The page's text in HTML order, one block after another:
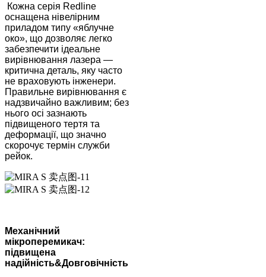
Кожна серія Redline
оснащена нівелірним
приладом типу «яблучне
око», що дозволяє легко
забезпечити ідеальне
вирівнювання лазера —
критична деталь, яку часто
не враховують інженери.
Правильне вирівнювання є
надзвичайно важливим; без
нього осі зазнають
підвищеного тертя та
деформації, що значно
скорочує термін служби
рейок.
Механічний
мікроперемикач:
підвищена
надійність&Довговічність